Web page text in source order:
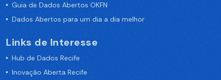
Guia de Dados Abertos OKFN
Dados Abertos para um dia a dia melhor
Links de Interesse
Hub de Dados Recife
Inovação Aberta Recife